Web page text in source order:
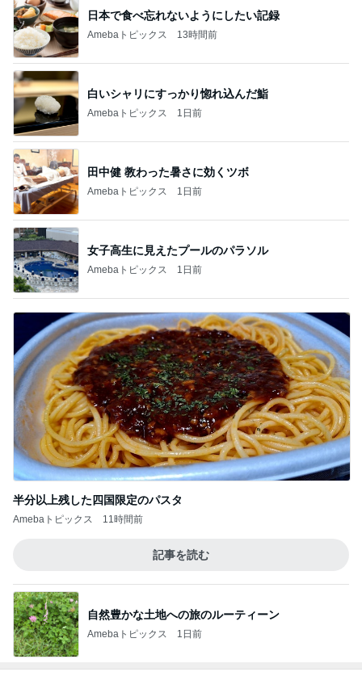
日本で食べ忘れないようにしたい記録
Amebaトピックス 13時間前
白いシャリにすっかり惚れ込んだ鮨
Amebaトピックス 1日前
田中健 教わった暑さに効くツボ
Amebaトピックス 1日前
女子高生に見えたプールのパラソル
Amebaトピックス 1日前
半分以上残した四国限定のパスタ
Amebaトピックス 11時間前
記事を読む
自然豊かな土地への旅のルーティーン
Amebaトピックス 1日前